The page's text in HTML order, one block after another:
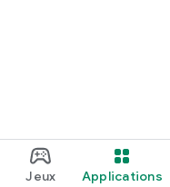
Jeux Applications